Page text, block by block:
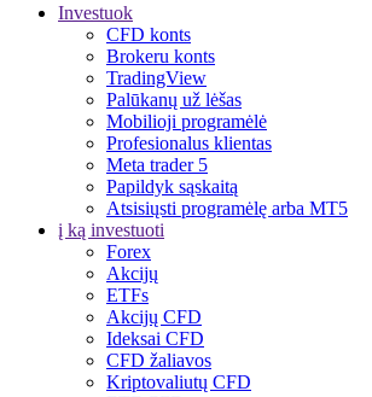
Investuok
CFD konts
Brokeru konts
TradingView
Palūkanų už lėšas
Mobilioji programėlė
Profesionalus klientas
Meta trader 5
Papildyk sąskaitą
Atsisiųsti programėlę arba MT5
į ką investuoti
Forex
Akcijų
ETFs
Akcijų CFD
Ideksai CFD
CFD žaliavos
Kriptovaliutų CFD